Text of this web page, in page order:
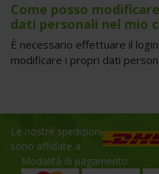
Come posso
dati personali nel mio
È necessario effettuare il
modificare i propri dati
Le nostre spedizioni
sono affidate a:
Modalità di pagamento: